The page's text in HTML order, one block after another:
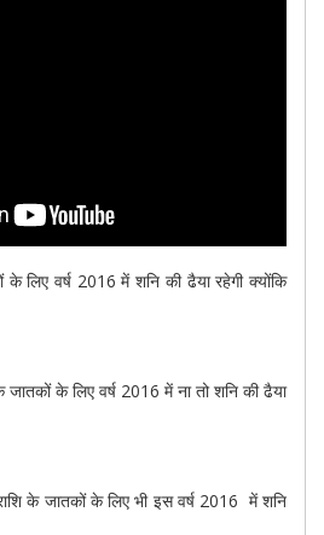
के लिए वर्ष 2016 में शनि की ढैया रहेगी क्योंकि
जातकों के लिए वर्ष 2016 में ना तो शनि की ढैया
के जातकों के लिए भी इस वर्ष 2016 में शनि